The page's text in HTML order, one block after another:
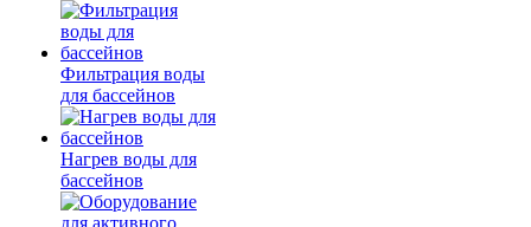
Фильтрация воды
для бассейнов
Нагрев воды для
бассейнов